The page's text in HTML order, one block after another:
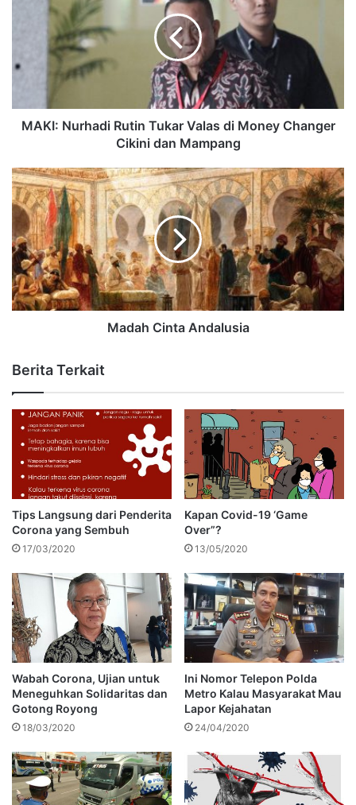
MAKI: Nurhadi Rutin Tukar Valas di Money Changer
Cikini dan Mampang
Madah Cinta Andalusia
Berita Terkait
Tips Langsung dari Penderita
Corona yang Sembuh
17/03/2020
Kapan Covid-19 ‘Game
Over”?
13/05/2020
Wabah Corona, Ujian untuk
Meneguhkan Solidaritas dan
Gotong Royong
18/03/2020
Ini Nomor Telepon Polda
Metro Kalau Masyarakat Mau
Lapor Kejahatan
24/04/2020